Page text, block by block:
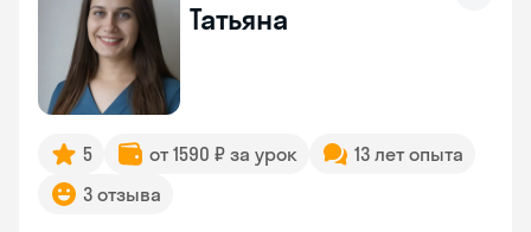
Татьяна
5 от 1590 ₽ за урок
13 лет опыта
3 отзыва